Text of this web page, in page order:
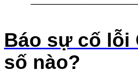
Báo sự cố lỗi
số nào?